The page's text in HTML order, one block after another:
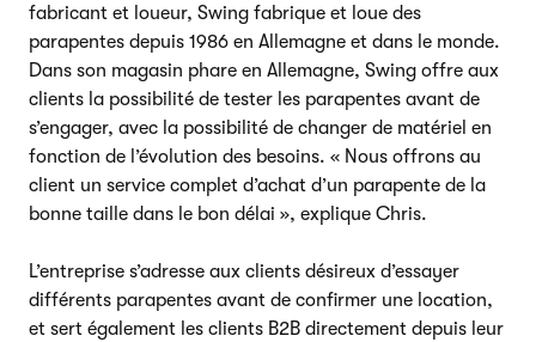
fabricant et loueur, Swing fabrique et loue des
parapentes depuis 1986 en Allemagne et dans le monde.
Dans son magasin phare en Allemagne, Swing offre aux
clients la possibilité de tester les parapentes avant de
s’engager, avec la possibilité de changer de matériel en
fonction de l’évolution des besoins. « Nous offrons au
client un service complet d’achat d’un parapente de la
bonne taille dans le bon délai », explique Chris.
L’entreprise s’adresse aux clients désireux d’essayer
différents parapentes avant de confirmer une location,
et sert également les clients B2B directement depuis leur